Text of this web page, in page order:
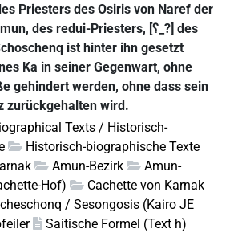
Priesters des Osiris von Naref der
des redui-Priesters, [⸮_?] des
ist hinter ihn gesetzt
Ka in seiner Gegenwart, ohne
gehindert werden, ohne dass sein
zurückgehalten wird.
Texts / Historisch-
Historisch-biographische Texte
Amun-Bezirk
Amun-
Hof)
Cachette von Karnak
/ Sesongosis (Kairo JE
Saitische Formel (Text h)